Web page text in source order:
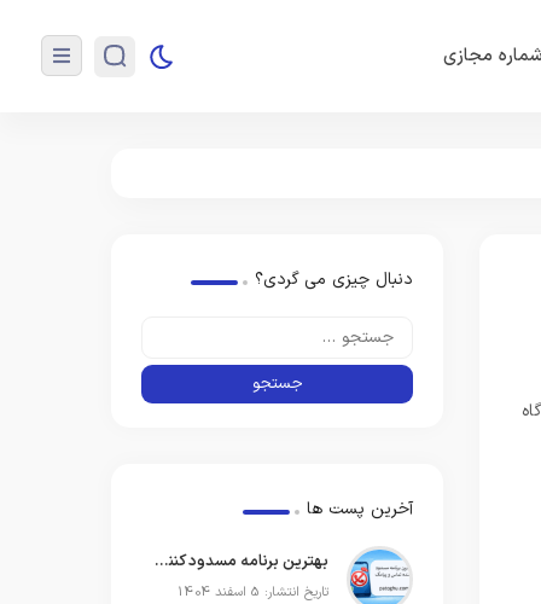
مجازی
دنبال چیزی می گردی؟
آخرین پست ها
بهترین برنامه مسدود کننده تماس و پیامک در سال 2026
تاریخ انتشار: 5 اسفند 1404